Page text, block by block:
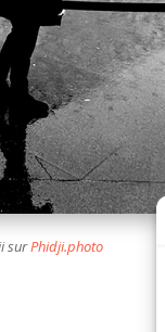
surPhidji.photo